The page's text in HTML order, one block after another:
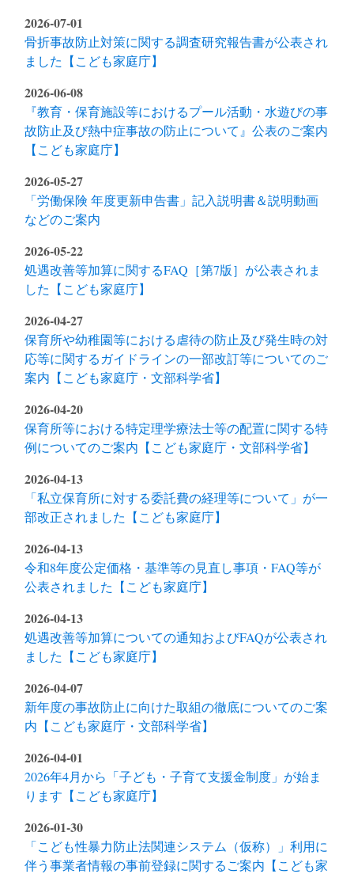
2026-07-01
骨折事故防止対策に関する調査研究報告書が公表され
ました【こども家庭庁】
2026-06-08
『教育・保育施設等におけるプール活動・水遊びの事
故防止及び熱中症事故の防止について』公表のご案内
【こども家庭庁】
2026-05-27
「労働保険 年度更新申告書」記入説明書＆説明動画
などのご案内
2026-05-22
処遇改善等加算に関するFAQ［第7版］が公表されま
した【こども家庭庁】
2026-04-27
保育所や幼稚園等における虐待の防止及び発生時の対
応等に関するガイドラインの一部改訂等についてのご
案内【こども家庭庁・文部科学省】
2026-04-20
保育所等における特定理学療法士等の配置に関する特
例についてのご案内【こども家庭庁・文部科学省】
2026-04-13
「私立保育所に対する委託費の経理等について」が一
部改正されました【こども家庭庁】
2026-04-13
令和8年度公定価格・基準等の見直し事項・FAQ等が
公表されました【こども家庭庁】
2026-04-13
処遇改善等加算についての通知およびFAQが公表され
ました【こども家庭庁】
2026-04-07
新年度の事故防止に向けた取組の徹底についてのご案
内【こども家庭庁・文部科学省】
2026-04-01
2026年4月から「子ども・子育て支援金制度」が始ま
ります【こども家庭庁】
2026-01-30
「こども性暴力防止法関連システム（仮称）」利用に
伴う事業者情報の事前登録に関するご案内【こども家